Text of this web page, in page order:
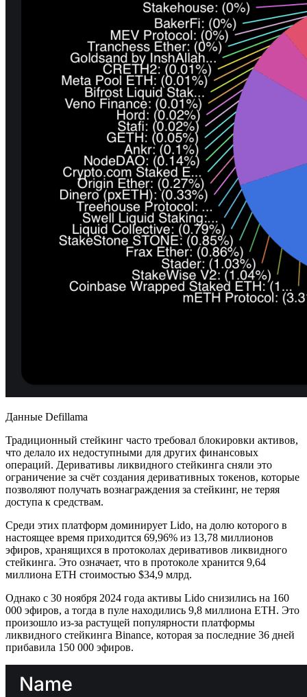
Данные Defillama
Традиционный стейкинг часто требовал блокировки активов,
что делало их недоступными для других финансовых
операций. Деривативы ликвидного стейкинга сняли это
ограничение за счёт создания деривативных токенов, которые
позволяют получать вознаграждения за стейкинг, не теряя
доступа к средствам.
Среди этих платформ доминирует Lido, на долю которого в
настоящее время приходится 69,96% из 13,78 миллионов
эфиров, хранящихся в протоколах деривативов ликвидного
стейкинга. Это означает, что в протоколе хранится 9,64
миллиона ETH стоимостью $34,9 млрд.
Однако с 30 ноября 2024 года активы Lido снизились на 160
000 эфиров, а тогда в пуле находились 9,8 миллиона ETH. Это
произошло из-за растущей популярности платформы
ликвидного стейкинга Binance, которая за последние 36 дней
прибавила 150 000 эфиров.